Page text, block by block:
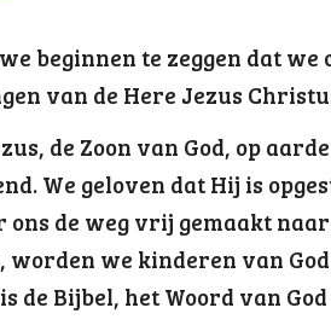
beginnen te zeggen dat
van de Here Jezus
de Zoon van God, op
We geloven dat Hij is
ons de weg vrij gemaakt
worden we kinderen van
de Bijbel, het Woord van God